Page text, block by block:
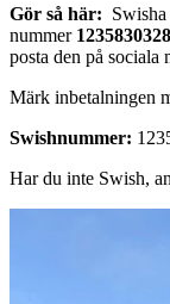
Gör så här:
nummer 1235830328
posta den på sociala
Märk inbetalningen
Swishnummer:
Har du inte Swish,